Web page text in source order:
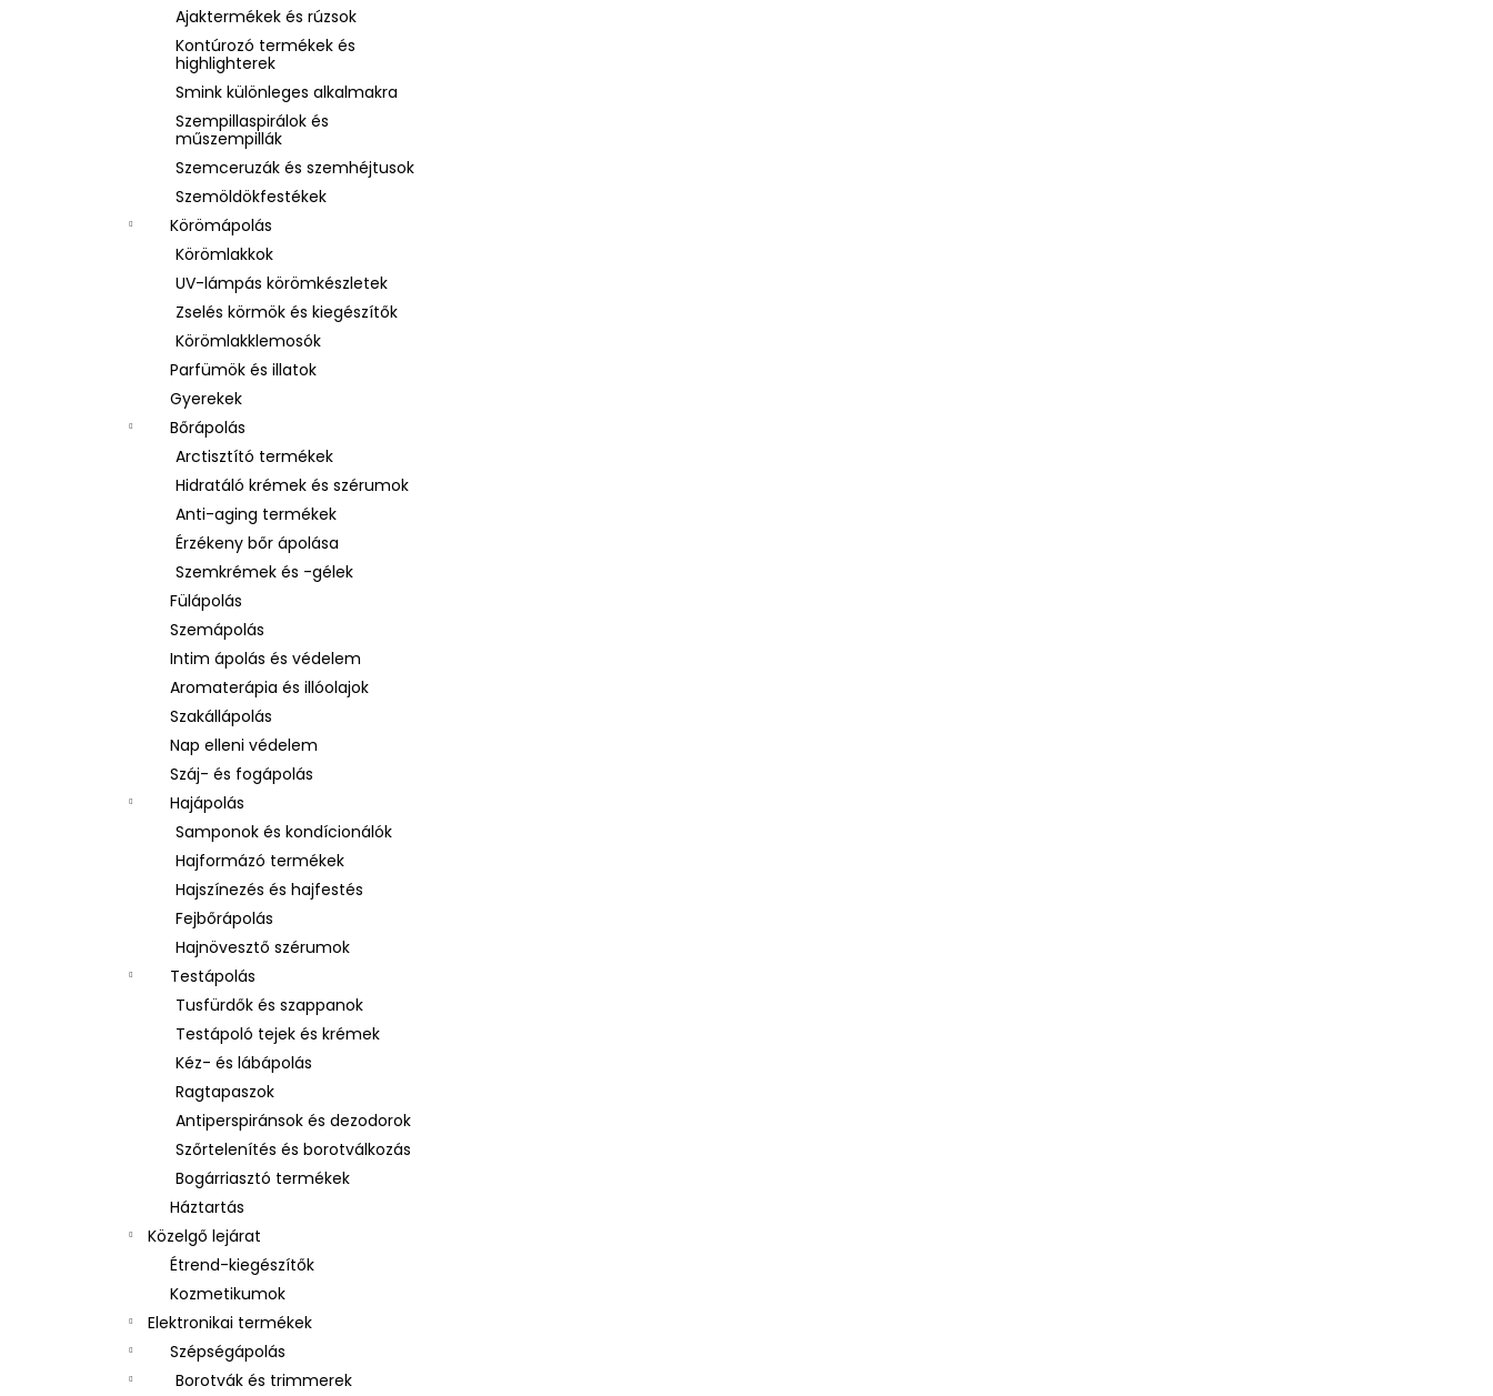
Ajaktermékek és rúzsok
Kontúrozó termékek és
highlighterek
Smink különleges alkalmakra
Szempillaspirálok és
műszempillák
Szemceruzák és szemhéjtusok
Szemöldökfestékek
Körömápolás
Körömlakkok
UV-lámpás körömkészletek
Zselés körmök és kiegészítők
Körömlakklemosók
Parfümök és illatok
Gyerekek
Bőrápolás
Arctisztító termékek
Hidratáló krémek és szérumok
Anti-aging termékek
Érzékeny bőr ápolása
Szemkrémek és -gélek
Fülápolás
Szemápolás
Intim ápolás és védelem
Aromaterápia és illóolajok
Szakállápolás
Nap elleni védelem
Száj- és fogápolás
Hajápolás
Samponok és kondícionálók
Hajformázó termékek
Hajszínezés és hajfestés
Fejbőrápolás
Hajnövesztő szérumok
Testápolás
Tusfürdők és szappanok
Testápoló tejek és krémek
Kéz- és lábápolás
Ragtapaszok
Antiperspiránsok és dezodorok
Szőrtelenítés és borotválkozás
Bogárriasztó termékek
Háztartás
Közelgő lejárat
Étrend-kiegészítők
Kozmetikumok
Elektronikai termékek
Szépségápolás
Borotvák és trimmerek